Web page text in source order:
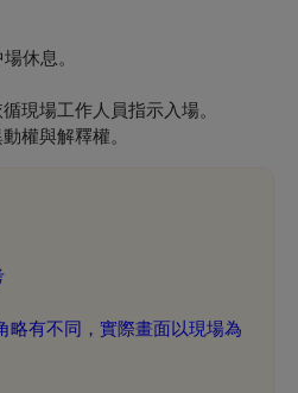
休息。
現場工作人員指示入場。
權與解釋權。
略有不同，實際畫面以現場為